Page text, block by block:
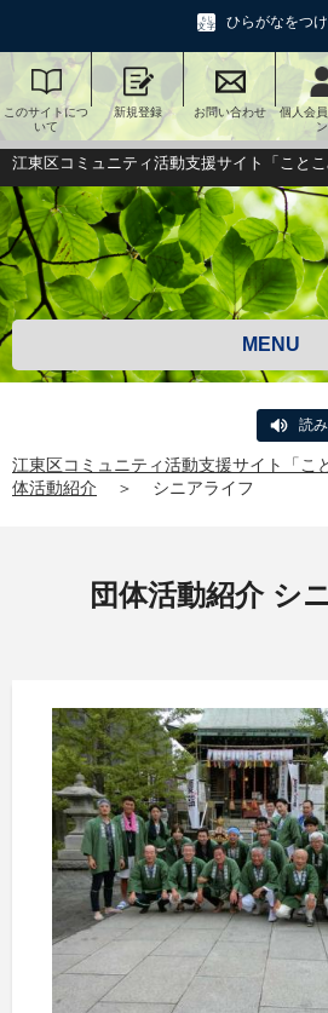
ひらがなをつ
このサイトにつ
いて
新規登録 お問い合わせ
個人会
ン
江東区コミュニティ活動支援サイト「ことこ
MENU
読
江東区コミュニティ活動支援サイト「こ
体活動紹介
＞ シニアライフ
団体活動紹介 シ